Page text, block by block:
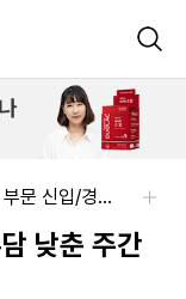
SK 바이오팜 (주)-[SK바이오팜] 각 부문 신입/경력 구성원 영입
을 모십니다.
낮춘 주간